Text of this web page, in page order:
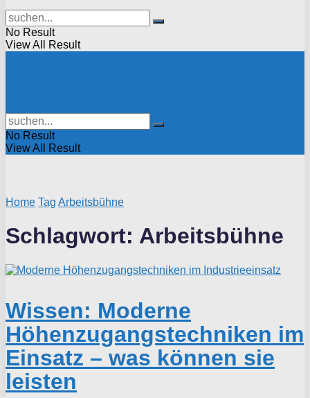
No Result
View All Result
No Result
View All Result
Home Tag Arbeitsbühne
Schlagwort: Arbeitsbühne
Wissen: Moderne
Höhenzugangstechniken im
Einsatz – was können sie
leisten